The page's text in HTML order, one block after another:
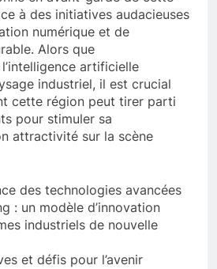
à des initiatives audacieuses
numérique et de
Alors que
artificielle
industriel, il est crucial
cette région peut tirer parti
pour stimuler sa
attractivité sur la scène
des technologies avancées
: un modèle d’innovation
industriels de nouvelle
et défis pour l’avenir